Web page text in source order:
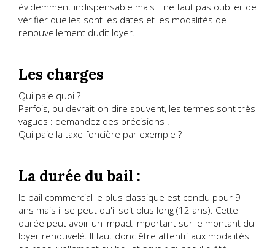
évidemment indispensable mais il ne faut pas oublier de
vérifier quelles sont les dates et les modalités de
renouvellement dudit loyer.
Les charges
Qui paie quoi ?
Parfois, ou devrait-on dire souvent, les termes sont très
vagues : demandez des précisions !
Qui paie la taxe foncière par exemple ?
La durée du bail :
le bail commercial le plus classique est conclu pour 9
ans mais il se peut qu'il soit plus long (12 ans). Cette
durée peut avoir un impact important sur le montant du
loyer renouvelé. Il faut donc être attentif aux modalités